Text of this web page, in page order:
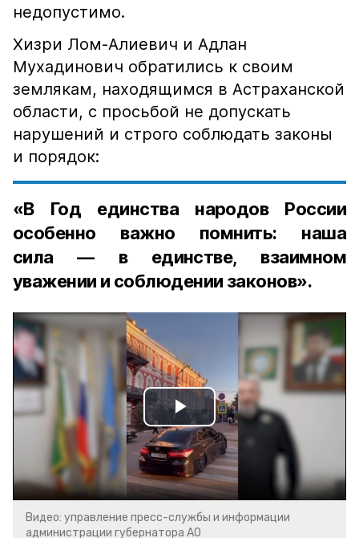
недопустимо.
Хизри Лом-Алиевич и Адлан
Мухадинович обратились к своим
землякам, находящимся в Астраханской
области, с просьбой не допускать
нарушений и строго соблюдать законы
и порядок:
«В Год единства народов России
особенно важно помнить: наша
сила — в единстве, взаимном
уважении и соблюдении законов».
Play
Video
Видео: управление пресс-службы и информации
администрации губернатора АО